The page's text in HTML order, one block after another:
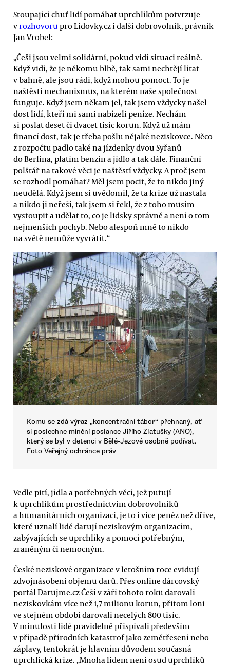
Stoupající chuť lidí pomáhat uprchlíkům potvrzuje
vrozhovoru pro Lidovky.cz i další dobrovolník, právník
Jan Vrobel:
„Češi jsou velmi solidární, pokud vidí situaci reálně.
Když vidí, že je někomu blbě, tak sami nechtějí lítat
v bahně, ale jsou rádi, když mohou pomoct. To je
naštěstí mechanismus, na kterém naše společnost
funguje. Když jsem někam jel, tak jsem vždycky našel
dost lidí, kteří mi sami nabízeli peníze. Nechám
si poslat deset či dvacet tisíc korun. Když už mám
financí dost, tak je třeba pošlu nějaké neziskovce. Něco
z rozpočtu padlo také na jízdenky dvou Syřanů
do Berlína, platím benzín a jídlo a tak dále. Finanční
polštář na takové věci je naštěstí vždycky. A proč jsem
se rozhodl pomáhat? Měl jsem pocit, že to nikdo jiný
neudělá. Když jsem si uvědomil, že ta krize už nastala
a nikdo ji neřeší, tak jsem si řekl, že z toho musím
vystoupit a udělat to, co je lidsky správně a není o tom
nejmenších pochyb. Nebo alespoň mně to nikdo
na světě nemůže vyvrátit.“
Komu se zdá výraz „koncentrační tábor“ přehnaný, ať
si poslechne mínění poslance Jiřího Zlatušky (ANO),
který se byl v detenci v Bělé-Jezové osobně podívat.
Foto Veřejný ochránce práv
Vedle pití, jídla a potřebných věcí, jež putují
k uprchlíkům prostřednictvím dobrovolníků
a humanitárních organizací, je to i více peněz než dříve,
které uznalí lidé darují neziskovým organizacím,
zabývajících se uprchlíky a pomocí potřebným,
zraněným či nemocným.
České neziskové organizace v letošním roce evidují
zdvojnásobení objemu darů. Přes online dárcovský
portál Darujme.cz Češi v září tohoto roku darovali
neziskovkám více než 1,7 milionu korun, přitom loni
ve stejném období darovali necelých 800 tisíc.
V minulosti lidé pravidelně přispívali především
v případě přírodních katastrof jako zemětřesení nebo
záplavy, tentokrát je hlavním důvodem současná
uprchlická krize. „Mnoha lidem není osud uprchlíků